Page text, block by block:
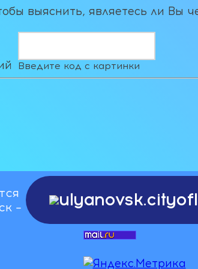
учреждениями
автономиями.
выяснить, являетесь ли Вы
Введите код с картинки
–